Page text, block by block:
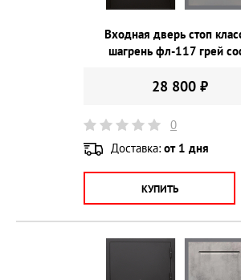
Входная дверь стоп
шагрень фл-117 грей
28 800 ₽
0
Доставка: от 1 дня
КУПИТЬ